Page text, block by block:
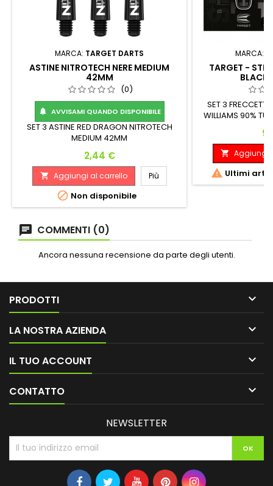
MARCA: TARGET DARTS
ASTINE NITROTECH NERE MEDIUM
42MM
(0)
 AVVISAMI QUANDO DISPONIBILE
SET 3 ASTINE RED DRAGON NITROTECH
MEDIUM 42MM
Prezzo
2,44 €
 Aggiungi al carrello Più
 Non disponibile
MARCA:
TARGET -
BLACK
SET 3
WILLIAMS 90%
G.
 Aggiungi
 Ultimi
COMMENTI (0)
Ancora nessuna recensione da parte degli utenti.
PRODOTTI 
LA NOSTRA AZIENDA 
IL TUO ACCOUNT 
CONTATTO 
NEWSLETTER